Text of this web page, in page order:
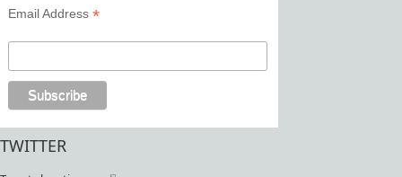
Email Address*
TWITTER